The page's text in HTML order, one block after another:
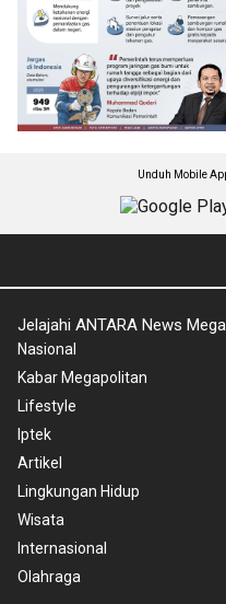
Unduh Mobile
Jelajahi ANTARA News
Nasional
Kabar Megapolitan
Lifestyle
Iptek
Artikel
Lingkungan Hidup
Wisata
Internasional
Olahraga